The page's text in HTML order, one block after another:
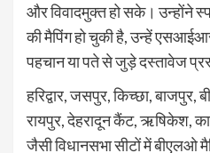
और विवादमुक्त हो सके। उन्होंने
की मैपिंग हो चुकी है, उन्हें
पहचान या पते से जुड़े दस्तावेज
हरिद्वार, जसपुर, किच्छा, बाजपुर,
रायपुर, देहरादून कैंट, ऋषिकेश,
जैसी विधानसभा सीटों में बीएलओ